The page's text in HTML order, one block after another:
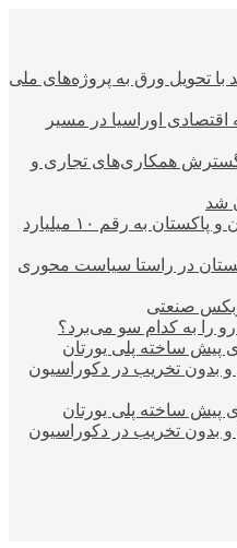
با تحویل ورق به پروژه‌های ملی
اقتصادی اوراسیا در مسیر
گسترش همکاری‌های تجاری و
شد
افزایش حجم تجارت بین ایران و پاکستان به رقم ۱۰ میلیارد
در راستا سیاست محوری
صنعتی
را به کدام سو می‌برد؟
پیش ساخته پلی یورتان
بدون تخریب در دکوراسیون
پیش ساخته پلی یورتان
بدون تخریب در دکوراسیون